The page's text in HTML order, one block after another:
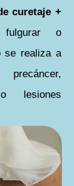
curetaje +
o
se realiza a
lesiones